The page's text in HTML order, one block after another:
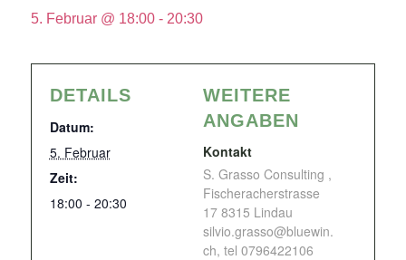
5. Februar @ 18:00- 20:30
DETAILS
Datum:
5. Februar
Zeit:
18:00 - 20:30
WEITERE
ANGABEN
Kontakt
S. Grasso Consulting ,
Fischeracherstrasse
17 8315 Lindau
silvio.grasso@bluewin.
ch, tel 0796422106